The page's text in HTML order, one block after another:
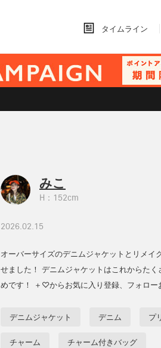
タイムライン
みこ
H：152cm
2026.02.15
オーバーサイズのデニムジャケットとリメイ
せました！ デニムジャケットはこれからたく
めです！ ＋♡からお気に入り登録、フォロー
デニムジャケット デニム プ
チャーム チャーム付きバッグ